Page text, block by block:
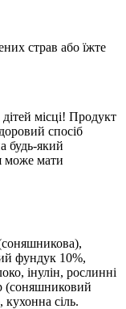
страв або їжте
місці! Продукт
спосіб
будь-який
може мати
фундук 10%,
інулін, рослинні
(соняшниковий
сіль.